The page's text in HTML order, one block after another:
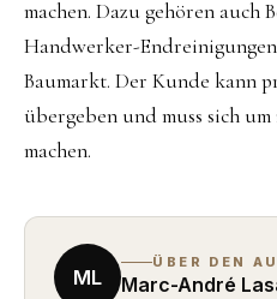
machen. Dazu gehören auch
Handwerker-
Baumarkt. Der Kunde kann
übergeben und muss sich
machen.
ML
ÜBER DEN
Marc-André